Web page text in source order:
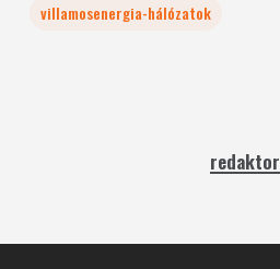
villamosenergia-hálózatok
redaktor